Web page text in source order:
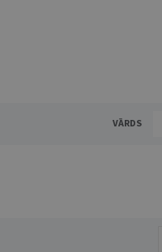
VĀRDS